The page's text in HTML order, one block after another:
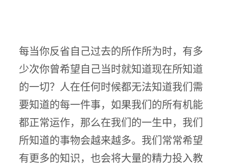
每当你反省自己过去的所作所为时，有多
少次你曾希望自己当时就知道现在所知道
的一切？人在任何时候都无法知道我们需
要知道的每一件事，如果我们的所有机能
都正常运作，那么在我们的一生中，我们
所知道的事物会越来越多。我们常常希望
有更多的知识，也会将大量的精力投入教